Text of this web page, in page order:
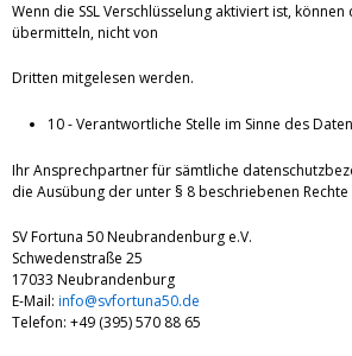
Wenn die SSL Verschlüsselung aktiviert ist,
übermitteln, nicht von
Dritten mitgelesen werden.
10 - Verantwortliche Stelle im Sinne des
Ihr Ansprechpartner für sämtliche
die Ausübung der unter § 8 beschriebenen Rechte
SV Fortuna 50 Neubrandenburg e.V.
Schwedenstraße 25
17033 Neubrandenburg
E-Mail: info@svfortuna50.de
Telefon: +49 (395) 570 88 65